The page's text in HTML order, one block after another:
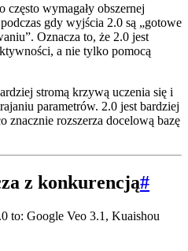
często wymagały obszernej
gdy wyjścia 2.0 są „gotowe
Oznacza to, że 2.0 jest
a nie tylko pomocą
stromą krzywą uczenia się i
parametrów. 2.0 jest bardziej
znacznie rozszerza docelową bazę
z konkurencją#
to: Google Veo 3.1, Kuaishou